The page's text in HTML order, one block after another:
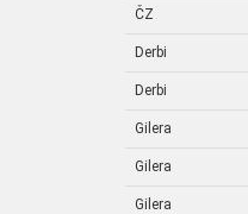
ČZ
Derbi
Derbi
Gilera
Gilera
Gilera